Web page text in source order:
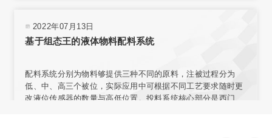
量，称量模块固定在网板上，且允许重新安装传感器排列位置
或选择网板不同区域安装。
2022年07月13日
基于组态王的液体物料配料系统
配料系统分别为物料够提供三种不同的原料，注被过程分为
低、中、高三个被位，实际应用中可根据不同工艺要求随时更
改液位传感器的数量与高低位置。投料系统核心部分是西门子